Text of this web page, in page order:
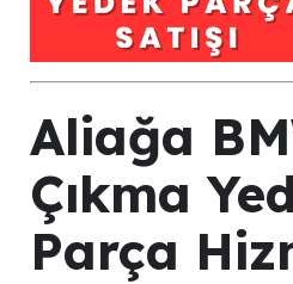
Aliağa
Çıkma
Parça